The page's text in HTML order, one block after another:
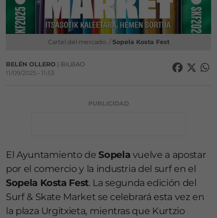
Cartel del mercado. / Sopela Kosta Fest
BELÉN OLLERO | BILBAO
11/09/2025 • 11:53
PUBLICIDAD
El Ayuntamiento deSopela vuelve a apostar
por el comercio y la industria del surf en el
Sopela Kosta Fest. La segunda edición del
Surf & Skate Market se celebrará esta vez en
la plaza Urgitxieta, mientras que Kurtzio